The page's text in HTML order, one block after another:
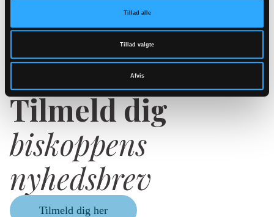
Tillad alle
Tillad valgte
Afvis
Tilmeld dig
biskoppens
nyhedsbrev
Tilmeld dig her